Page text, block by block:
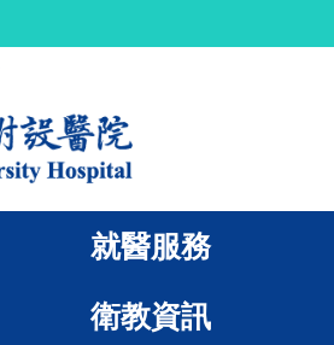
就醫服務
衛教資訊